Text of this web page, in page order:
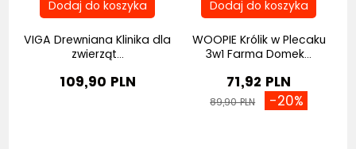
VIGA Drewniana Klinika dla
zwierząt...
109,90 PLN
WOOPIE Królik w Plecaku
3w1 Farma Domek...
71,92 PLN
89,90 PLN -20%